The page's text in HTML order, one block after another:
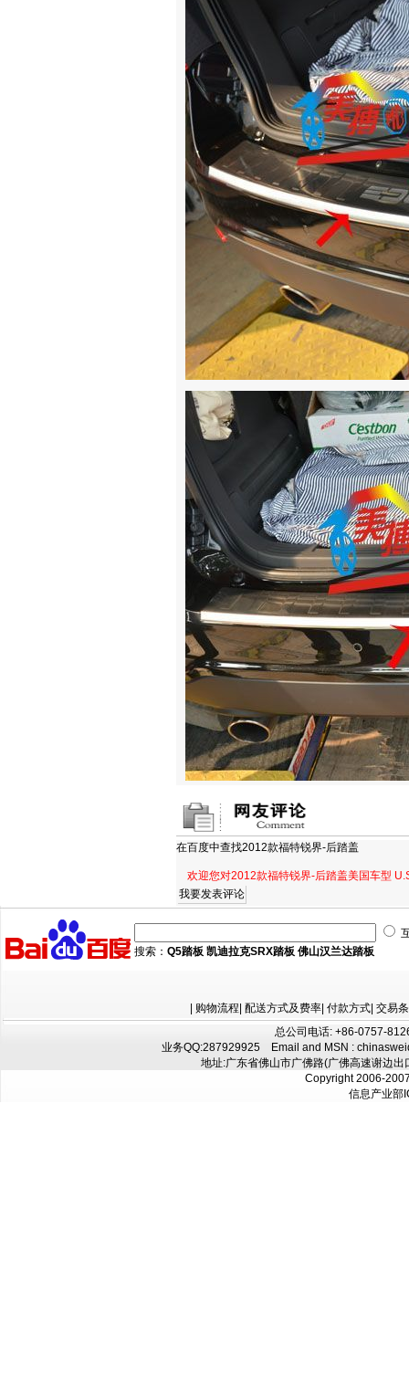
在百度中查找2012款福特锐界-后踏盖
欢迎您对2012款福特锐界-后踏盖美国车型
搜索： Q5踏板 凯迪拉克SRX踏板 佛山汉兰达踏板
购物流程 配送方式及费率| 付款方式| 交易
总公司电话: +86-0757-
业务QQ:287929925 Email and MSN :
地址:广东省佛山市广佛路(广佛高速谢边
Copyright 2006-
信息产业部